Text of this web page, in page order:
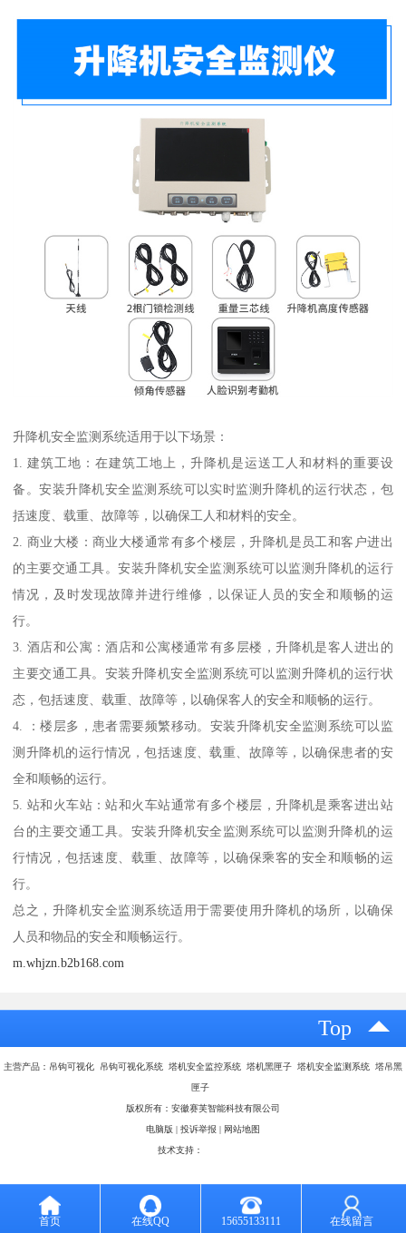
升降机安全监测系统适用于以下场景：
1. 建筑工地：在建筑工地上，升降机是运送工人和材料的重要设
备。安装升降机安全监测系统可以实时监测升降机的运行状态，包
括速度、载重、故障等，以确保工人和材料的安全。
2. 商业大楼：商业大楼通常有多个楼层，升降机是员工和客户进出
的主要交通工具。安装升降机安全监测系统可以监测升降机的运行
情况，及时发现故障并进行维修，以保证人员的安全和顺畅的运
行。
3. 酒店和公寓：酒店和公寓楼通常有多层楼，升降机是客人进出的
主要交通工具。安装升降机安全监测系统可以监测升降机的运行状
态，包括速度、载重、故障等，以确保客人的安全和顺畅的运行。
4. ：楼层多，患者需要频繁移动。安装升降机安全监测系统可以监
测升降机的运行情况，包括速度、载重、故障等，以确保患者的安
全和顺畅的运行。
5. 站和火车站：站和火车站通常有多个楼层，升降机是乘客进出站
台的主要交通工具。安装升降机安全监测系统可以监测升降机的运
行情况，包括速度、载重、故障等，以确保乘客的安全和顺畅的运
行。
总之，升降机安全监测系统适用于需要使用升降机的场所，以确保
人员和物品的安全和顺畅运行。
m.whjzn.b2b168.com
Top
主营产品：吊钩可视化 吊钩可视化系统 塔机安全监控系统 塔机黑匣子 塔机安全监测系统 塔吊黑
匣子
版权所有：安徽赛芙智能科技有限公司
电脑版 投诉举报 网站地图
技术支持：
首页 在线QQ 15655133111 在线留言